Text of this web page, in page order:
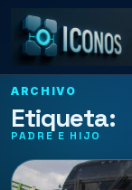
ARCHIVO
Etiqueta:
PADRE E HIJO